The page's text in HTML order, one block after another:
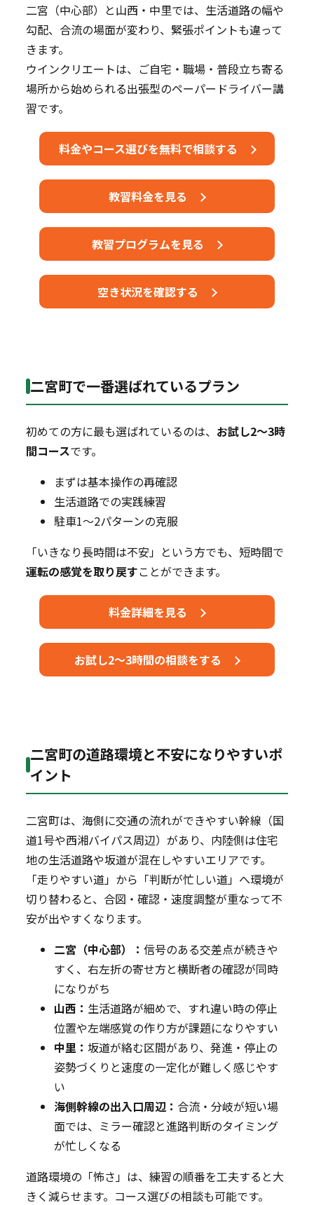
二宮（中心部）と山西・中里では、生活道路の幅や
勾配、合流の場面が変わり、緊張ポイントも違って
きます。
ウインクリエートは、ご自宅・職場・普段立ち寄る
場所から始められる出張型のペーパードライバー講
習です。
料金やコース選びを無料で相談する
教習料金を見る
教習プログラムを見る
空き状況を確認する
二宮町で一番選ばれているプラン
初めての方に最も選ばれているのは、 お試し2～3時
間コースです。
まずは基本操作の再確認
生活道路での実践練習
駐車1～2パターンの克服
「いきなり長時間は不安」という方でも、短時間で
運転の感覚を取り戻すことができます。
料金詳細を見る
お試し2～3時間の相談をする
二宮町の道路環境と不安になりやすいポ
イント
二宮町は、海側に交通の流れができやすい幹線（国
道1号や西湘バイパス周辺）があり、内陸側は住宅
地の生活道路や坂道が混在しやすいエリアです。
「走りやすい道」から「判断が忙しい道」へ環境が
切り替わると、合図・確認・速度調整が重なって不
安が出やすくなります。
二宮（中心部）：信号のある交差点が続きや
すく、右左折の寄せ方と横断者の確認が同時
になりがち
山西： 生活道路が細めで、すれ違い時の停止
位置や左端感覚の作り方が課題になりやすい
中里：坂道が絡む区間があり、発進・停止の
姿勢づくりと速度の一定化が難しく感じやす
い
海側幹線の出入口周辺： 合流・分岐が短い場
面では、ミラー確認と進路判断のタイミング
が忙しくなる
道路環境の「怖さ」は、練習の順番を工夫すると大
きく減らせます。コース選びの相談も可能です。